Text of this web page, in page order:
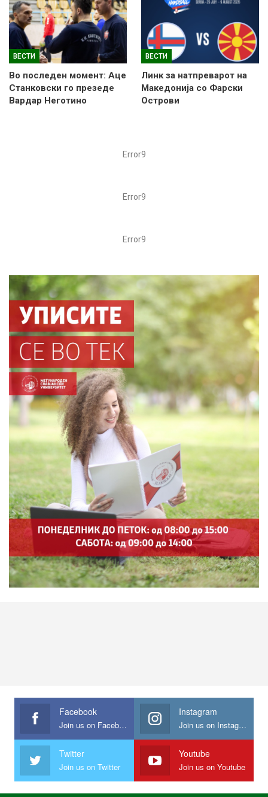
ВЕСТИ
Во последен момент: Аце
Станковски го презеде
Вардар Неготино
ВЕСТИ
Линк за натпреварот на
Македонија со Фарски
Острови
Error9
Error9
Error9
Facebook
Join us on Facebook
Instagram
Join us on Instagram
Twitter
Join us on Twitter
Youtube
Join us on Youtube